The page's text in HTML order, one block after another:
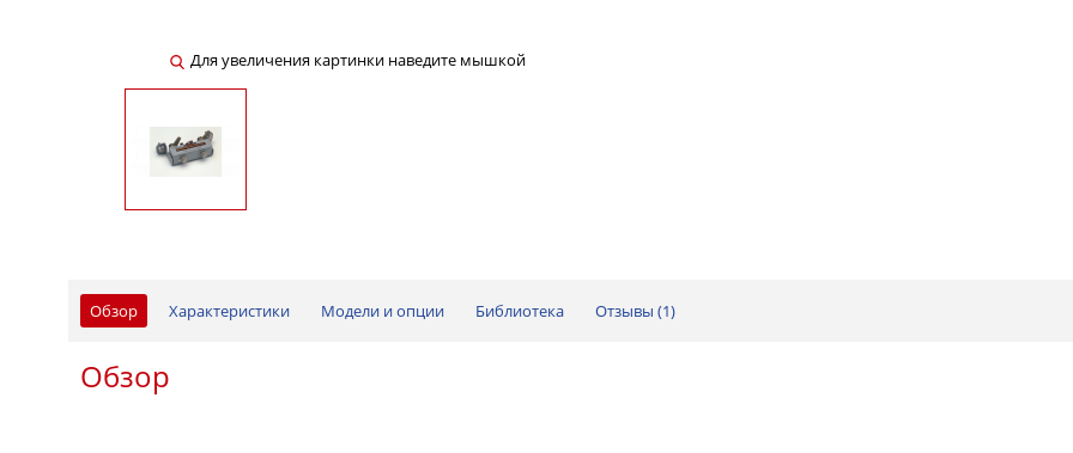
Для увеличения картинки наведите мышкой
Обзор Характеристики Модели и опции Библиотека Отзывы (1)
Обзор